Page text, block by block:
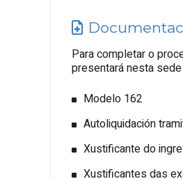
Para completar o
presentará nesta
Modelo 162
Autoliquidación
Xustificante do
Xustificantes das